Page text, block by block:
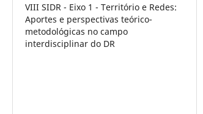
VIII SIDR - Eixo 1 - Território e Redes:
Aportes e perspectivas teórico-
metodológicas no campo
interdisciplinar do DR